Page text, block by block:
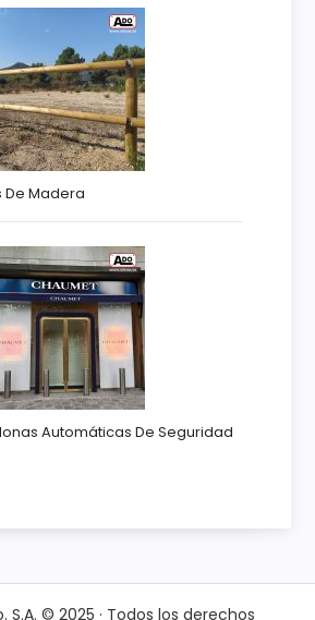
De Madera
Automáticas De Seguridad
S.A. © 2025 · Todos los derechos